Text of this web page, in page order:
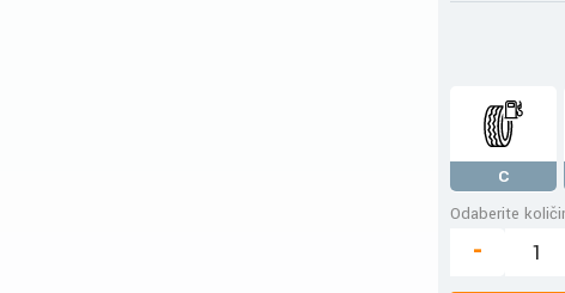
C
Odaberite
-